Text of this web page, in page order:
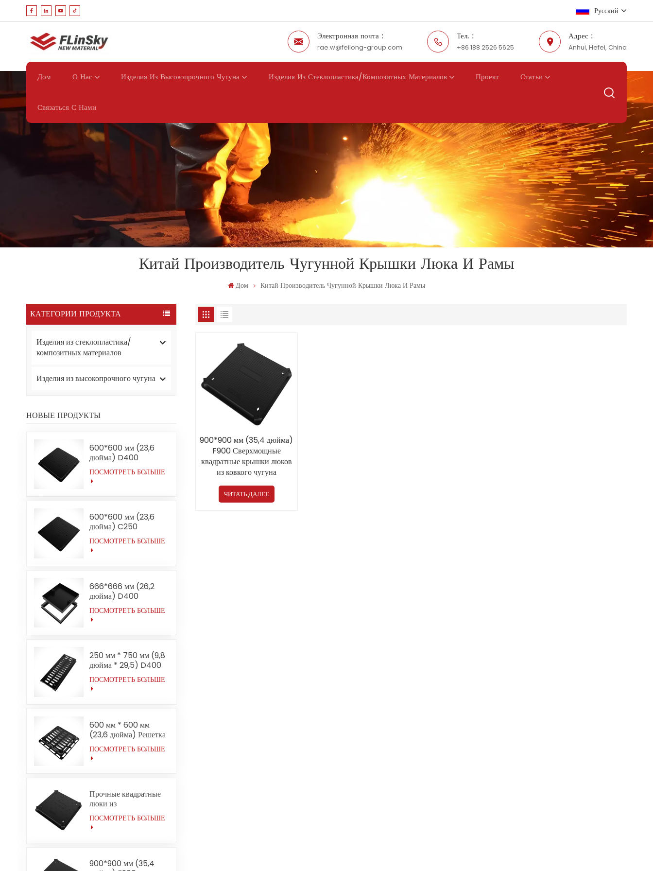
Русский
English
Электронная почта :
rae.w@feilong-group.com
Тел. :
+86 188 2526 5625
Адрес :
Anhui, Hefei, China
Дом О Нас Изделия Из Высокопрочного Чугуна Изделия Из Стеклопластика/композитных Материалов Проект Статьи
Связаться С Нами
Китай Производитель Чугунной Крышки Люка И Рамы
Дом Китай Производитель Чугунной Крышки Люка И Рамы
КАТЕГОРИИ ПРОДУКТА
Изделия из стеклопластика/
композитных материалов
Изделия из высокопрочного чугуна
НОВЫЕ ПРОДУКТЫ
600*600 мм (23,6
дюйма) D400
Квадратные крышки
люков из ковкого
чугуна для средних
ПОСМОТРЕТЬ БОЛЬШЕ
600*600 мм (23,6
дюйма) C250
Квадратные крышки
люков из ковкого
чугуна для средних
производителя
ПОСМОТРЕТЬ БОЛЬШЕ
666*666 мм (26,2
дюйма) D400
Утопленные крышки
люков из ковкого
чугуна для средних
ПОСМОТРЕТЬ БОЛЬШЕ
250 мм * 750 мм (9,8
дюйма * 29,5) D400
Решетки для траншеи
для оврагов средней
мощности
ПОСМОТРЕТЬ БОЛЬШЕ
600 мм * 600 мм
(23,6 дюйма) Решетка
верхнего входа
средней нагрузки
D400
ПОСМОТРЕТЬ БОЛЬШЕ
Прочные квадратные
люки из
высокопрочного
чугуна F900 размером
700*700 мм (27,6
ПОСМОТРЕТЬ БОЛЬШЕ
900*900 мм (35,4
900*900 мм (35,4 дюйма)
F900 Сверхмощные
квадратные крышки люков
из ковкого чугуна
применяются в аэропорту
ЧИТАТЬ ДАЛЕЕ